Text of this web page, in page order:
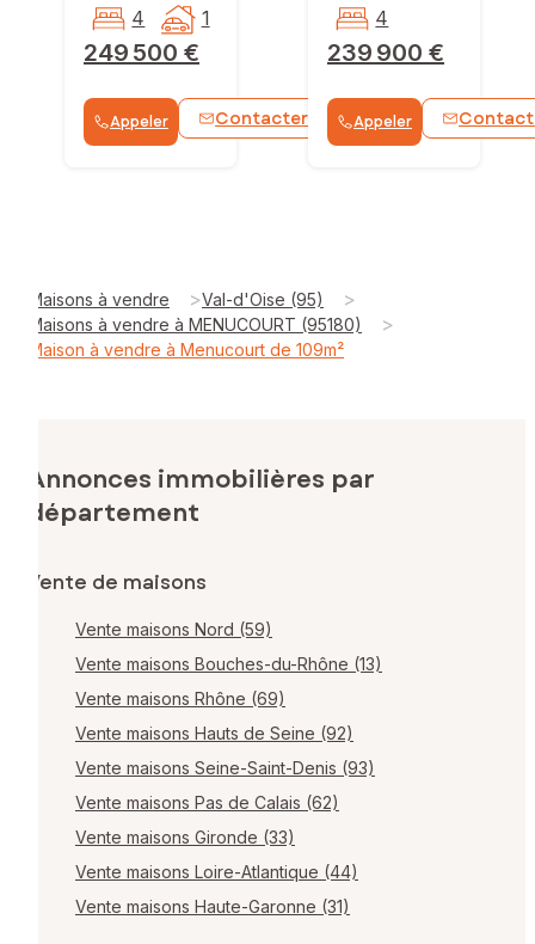
249 500 €
4 1
Appeler Contacter WhatsApp
239 900 €
4
Appeler
Maisons à vendre >Val-d'Oise (95) >
Maisons à vendre à MENUCOURT (95180) >
Maison à vendre à Menucourt de 109m²
Annonces immobilières par
département
Vente de maisons
Vente maisons Nord (59)
Vente maisons Bouches-du-Rhône (13)
Vente maisons Rhône (69)
Vente maisons Hauts de Seine (92)
Vente maisons Seine-Saint-Denis (93)
Vente maisons Pas de Calais (62)
Vente maisons Gironde (33)
Vente maisons Loire-Atlantique (44)
Vente maisons Haute-Garonne (31)